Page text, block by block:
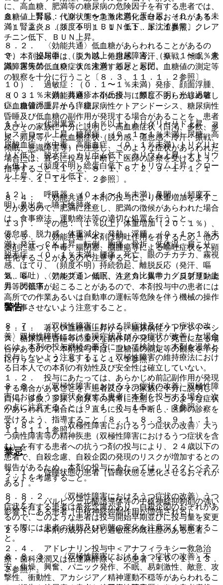
に、高血糖、肥満等の糖尿病の危険因子を有する患者では、
血糖値上昇し、代謝状態を急激に悪化させるおそれがある
〔１．２、８．３、９．１．１、１１．１．１参照〕。
８．２． 〈効能共通〉低血糖があらわれることがあるの
で、本剤投与中は、脱力感、倦怠感、冷汗、振戦、傾眠、意
識障害等の低血糖症状に注意するとともに、血糖値の測定等
の観察を十分に行うこと〔８．３、１１．１．２参照〕。
８．３． 〈効能共通〉本剤の投与に際し、あらかじめ著し
い血糖値の上昇から、糖尿病性ケトアシドーシス、糖尿病性
昏睡及び低血糖の副作用が発現する場合があることを、患者
及びその家族に十分に説明し、高血糖症状（口渇、多飲、多
尿、頻尿等）、低血糖症状（脱力感、倦怠感、冷汗、振戦、
傾眠、意識障害等）に注意し、このような症状があらわれた
場合には、直ちに投与を中断し、医師の診察を受けるよう、
指導すること〔１．２、８．１、８．２、９．１．１、１
１．１．１、１１．１．２参照〕。
８．４． 〈効能共通〉本剤の投与により体重増加を来すこ
とがあるので、肥満に注意し、肥満の徴候があらわれた場合
は、食事療法、運動療法等の適切な処置を行うこと。
８．５． 〈効能共通〉本剤は制吐作用を有するため、他の
薬剤に基づく中毒、腸閉塞、脳腫瘍等による嘔吐症状を不顕
在化することがあるので注意すること。
８．６． 〈効能共通〉傾眠、注意力・集中力・反射運動能
力等の低下が起こることがあるので、本剤投与中の患者には
高所での作業あるいは自動車の運転等危険を伴う機械の操作
に従事させないよう注意すること。
８．７． 〈双極性障害における躁症状及びうつ症状の改
善〉双極性障害における躁症状及びうつ症状が改善した場合
には、本剤の投与継続の要否について検討し、本剤を漫然と
投与しないよう注意すること。双極性障害の維持療法におけ
る日本人での本剤の有効性及び安全性は確立していない。
８．８． 〈双極性障害におけるうつ症状の改善〉双極性障
害におけるうつ症状を有する患者に本剤を投与する場合、次
の点に注意すること〔９．１．７、１５．１．３参照〕。
８．８．１． 〈双極性障害におけるうつ症状の改善〉大う
つ病性障害等の精神疾患（双極性障害におけるうつ症状を含
む）を有する患者への抗うつ剤の投与により、２４歳以下の
患者で、自殺念慮、自殺企図の発現のリスクが増加するとの
報告があるため、本剤の投与にあたっては、リスクとベネフ
ィットを考慮すること。
８．８．２． 〈双極性障害におけるうつ症状の改善〉うつ
症状を有する患者は希死念慮があり、自殺企図のおそれがあ
るので、このような患者は投与開始早期並びに投与量を変更
する際には患者の状態及び病態の変化を注意深く観察するこ
と。
８．８．３． 〈双極性障害におけるうつ症状の改善〉不
安、焦燥、興奮、パニック発作、不眠、易刺激性、敵意、攻
撃性、衝動性、アカシジア／精神運動不穏等があらわれるこ
８）． 腎臓：（０．１〜１％未満）蛋白尿、（０．１％未
満）腎盂炎、（頻度不明）ＢＵＮ低下、尿沈渣異常、クレア
チニン低下、ＢＵＮ上昇。
９）． 泌尿器：（１％以上）排尿障害、（０．１〜１％未
満）尿失禁、（０．１％未満）頻尿、尿閉。
１０）． 過敏症：（０．１〜１％未満）発疹、顔面浮腫、
（０．１％未満）蕁麻疹、小丘疹、（頻度不明）光線過敏
症、血管浮腫、そう痒症。
１１）． 代謝異常：（１％以上）トリグリセリド上昇、コ
レステロール上昇、糖尿病、（０．１〜１％未満）尿糖、高
尿酸血症、水中毒、高脂血症、（０．１％未満）トリグリセ
リド低下、脱水症、カリウム低下、カリウム上昇、ナトリウ
ム低下、（頻度不明）総蛋白低下、ナトリウム上昇、クロー
ル上昇、クロール低下。
１２）． 呼吸器：（０．１〜１％未満）鼻閉、（頻度不
明）鼻出血、嚥下性肺炎。
１３）． その他：（１％以上）体重増加（２０．１％）、
倦怠感、脱力感、体重減少、発熱、浮腫、（０．１〜１％未
満）発汗、ＣＫ上昇、転倒、胸痛、骨折、低体温、肩こり、
脱毛症、（０．１％未満）腰痛、死亡、眼のチカチカ、霧視
感、ほてり、（頻度不明）持続勃起、離脱反応（発汗、嘔
気、嘔吐）、アルブミン低下、Ａ／Ｇ比異常、グロブリン上
昇、関節痛。
警告
１．１． 著しい血糖値上昇から、糖尿病性ケトアシドーシ
ス、糖尿病性昏睡等の重大な副作用が発現し、死亡に至る場
合があるので、本剤投与中は、血糖値の測定等の観察を十分
に行うこと〔２．５、１１．１．１参照〕。
１．２． 投与にあたっては、あらかじめ前記副作用が発現
する場合があることを、患者及びその家族に十分に説明し、
口渇、多飲、多尿、頻尿等の異常に注意し、このような症状
があらわれた場合には、直ちに投与を中断し、医師の診察を
受けるよう、指導すること〔８．１、８．３、９．１．１、
１１．１．１参照〕。
禁忌
２．１． 昏睡状態の患者［昏睡状態を悪化させるおそれが
ある］。
２．２． バルビツール酸誘導体等の中枢神経抑制剤の強い
影響下にある患者［中枢神経抑制作用が増強される］。
２．３． 本剤の成分に対し過敏症の既往歴のある患者。
２．４． アドレナリン投与中＜アナフィラキシー救急治
療・歯科浸潤又は伝達麻酔除く＞の患者〔１０．１、１３．
２参照〕。